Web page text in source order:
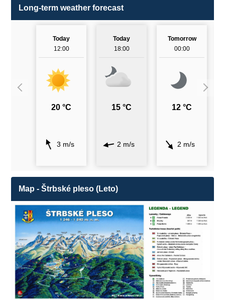
Long-term weather forecast
Today
12:00
20 °C
3 m/s
Today
18:00
15 °C
2 m/s
Tomorrow
00:00
12 °C
2 m/s
Map - Štrbské pleso (Leto)